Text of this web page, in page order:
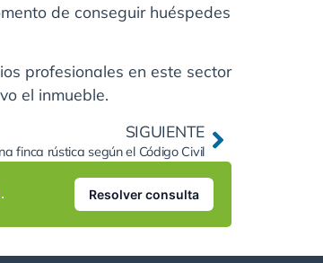
de conseguir huéspedes
profesionales en este sector
el inmueble.
SIGUIENTE
finca rústica según el Código Civil
Resolver consulta